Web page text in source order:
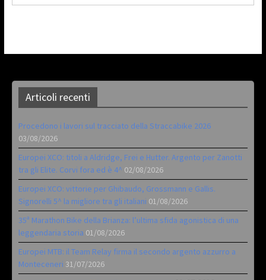
Articoli recenti
Procedono i lavori sul tracciato della Straccabike 2026
03/08/2026
Europei XCO: titoli a Aldridge, Frei e Hutter. Argento per Zanotti
tra gli Elite. Corvi fora ed è 4^ 02/08/2026
Europei XCO: vittorie per Ghibaudo, Grossmann e Gallis.
Signorelli 5^ la migliore tra gli italiani 01/08/2026
35ª Marathon Bike della Brianza: l’ultima sfida agonistica di una
leggendaria storia 01/08/2026
Europei MTB: il Team Relay firma il secondo argento azzurro a
Monteceneri 31/07/2026